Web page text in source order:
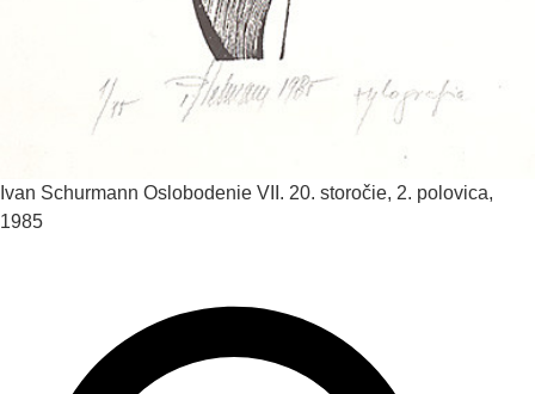
Ivan Schurmann Oslobodenie VII. 20. storočie, 2. polovica,
1985